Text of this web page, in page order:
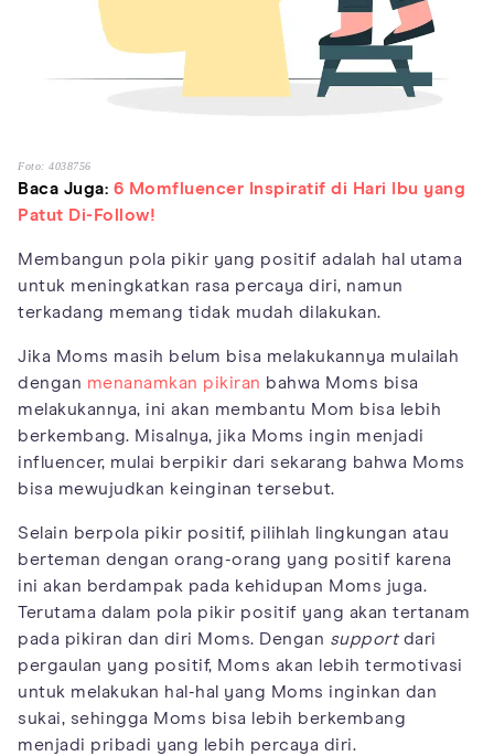
Foto: 4038756
Baca Juga: 6 Momfluencer Inspiratif di Hari Ibu yang
Patut Di-Follow!
Membangun pola pikir yang positif adalah hal utama
untuk meningkatkan rasa percaya diri, namun
terkadang memang tidak mudah dilakukan.
Jika Moms masih belum bisa melakukannya mulailah
dengan menanamkan pikiran bahwa Moms bisa
melakukannya, ini akan membantu Mom bisa lebih
berkembang. Misalnya, jika Moms ingin menjadi
influencer, mulai berpikir dari sekarang bahwa Moms
bisa mewujudkan keinginan tersebut.
Selain berpola pikir positif, pilihlah lingkungan atau
berteman dengan orang-orang yang positif karena
ini akan berdampak pada kehidupan Moms juga.
Terutama dalam pola pikir positif yang akan tertanam
pada pikiran dan diri Moms. Dengan supportdari
pergaulan yang positif, Moms akan lebih termotivasi
untuk melakukan hal-hal yang Moms inginkan dan
sukai, sehingga Moms bisa lebih berkembang
menjadi pribadi yang lebih percaya diri.